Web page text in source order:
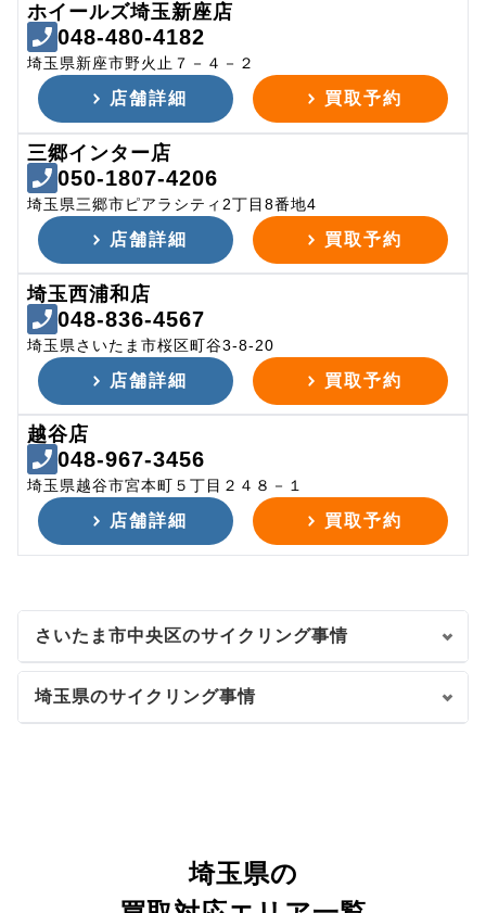
ホイールズ埼玉新座店
048-480-4182
埼玉県新座市野火止７－４－２
店舗詳細 買取予約
三郷インター店
050-1807-4206
埼玉県三郷市ピアラシティ2丁目8番地4
店舗詳細 買取予約
埼玉西浦和店
048-836-4567
埼玉県さいたま市桜区町谷3-8-20
店舗詳細 買取予約
越谷店
048-967-3456
埼玉県越谷市宮本町５丁目２４８－１
店舗詳細 買取予約
さいたま市中央区のサイクリング事情
埼玉県のサイクリング事情
埼玉県の